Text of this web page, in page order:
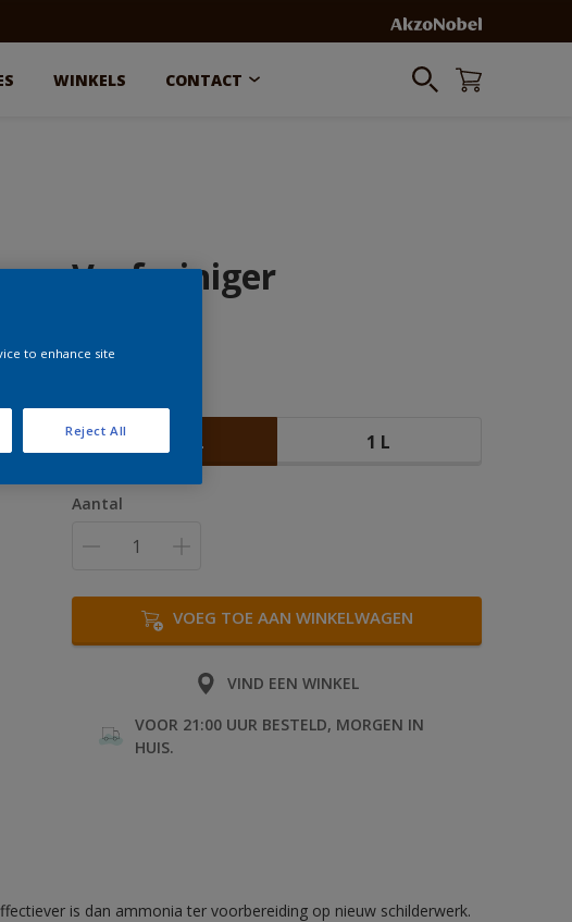
WINKELS CONTACT
Verfreiniger
Grootte
500 ML 1 L
Aantal
VOEG TOE AAN WINKELWAGEN
VIND EEN WINKEL
VOOR 21:00 UUR BESTELD, MORGEN IN
HUIS.
is dan ammonia ter voorbereiding op nieuw schilderwerk.
to enhance site
Reject All